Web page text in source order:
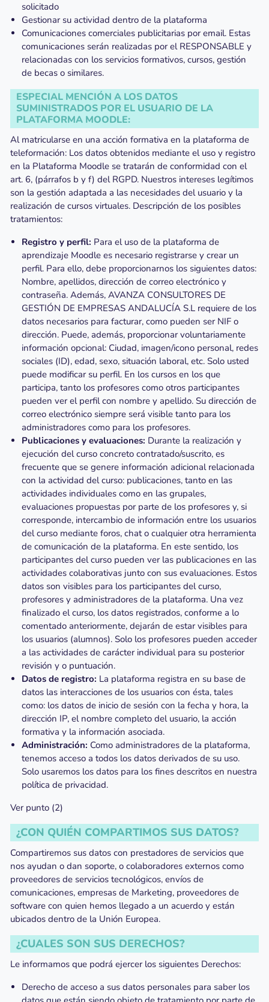
solicitado
Gestionar su actividad dentro de la plataforma
Comunicaciones comerciales publicitarias por email. Estas
comunicaciones serán realizadas por el RESPONSABLE y
relacionadas con los servicios formativos, cursos, gestión
de becas o similares.
ESPECIAL MENCIÓN A LOS DATOS
SUMINISTRADOS POR EL USUARIO DE LA
PLATAFORMA MOODLE:
Al matricularse en una acción formativa en la plataforma de
teleformación: Los datos obtenidos mediante el uso y registro
en la Plataforma Moodle se tratarán de conformidad con el
art. 6, (párrafos b y f) del RGPD. Nuestros intereses legítimos
son la gestión adaptada a las necesidades del usuario y la
realización de cursos virtuales. Descripción de los posibles
tratamientos:
Registro y perfil: Para el uso de la plataforma de
aprendizaje Moodle es necesario registrarse y crear un
perfil. Para ello, debe proporcionarnos los siguientes datos:
Nombre, apellidos, dirección de correo electrónico y
contraseña. Además, AVANZA CONSULTORES DE
GESTIÓN DE EMPRESAS ANDALUCÍA S.L requiere de los
datos necesarios para facturar, como pueden ser NIF o
dirección. Puede, además, proporcionar voluntariamente
información opcional: Ciudad, imagen/icono personal, redes
sociales (ID), edad, sexo, situación laboral, etc. Solo usted
puede modificar su perfil. En los cursos en los que
participa, tanto los profesores como otros participantes
pueden ver el perfil con nombre y apellido. Su dirección de
correo electrónico siempre será visible tanto para los
administradores como para los profesores.
Publicaciones y evaluaciones: Durante la realización y
ejecución del curso concreto contratado/suscrito, es
frecuente que se genere información adicional relacionada
con la actividad del curso: publicaciones, tanto en las
actividades individuales como en las grupales,
evaluaciones propuestas por parte de los profesores y, si
corresponde, intercambio de información entre los usuarios
del curso mediante foros, chat o cualquier otra herramienta
de comunicación de la plataforma. En este sentido, los
participantes del curso pueden ver las publicaciones en las
actividades colaborativas junto con sus evaluaciones. Estos
datos son visibles para los participantes del curso,
profesores y administradores de la plataforma. Una vez
finalizado el curso, los datos registrados, conforme a lo
comentado anteriormente, dejarán de estar visibles para
los usuarios (alumnos). Solo los profesores pueden acceder
a las actividades de carácter individual para su posterior
revisión y o puntuación.
Datos de registro: La plataforma registra en su base de
datos las interacciones de los usuarios con ésta, tales
como: los datos de inicio de sesión con la fecha y hora, la
dirección IP, el nombre completo del usuario, la acción
formativa y la información asociada.
Administración: Como administradores de la plataforma,
tenemos acceso a todos los datos derivados de su uso.
Solo usaremos los datos para los fines descritos en nuestra
política de privacidad.
Ver punto (2)
¿CON QUIÉN COMPARTIMOS SUS DATOS?
Compartiremos sus datos con prestadores de servicios que
nos ayudan o dan soporte, o colaboradores externos como
proveedores de servicios tecnológicos, envíos de
comunicaciones, empresas de Marketing, proveedores de
software con quien hemos llegado a un acuerdo y están
ubicados dentro de la Unión Europea.
¿CUALES SON SUS DERECHOS?
Le informamos que podrá ejercer los siguientes Derechos:
Derecho de acceso a sus datos personales para saber los